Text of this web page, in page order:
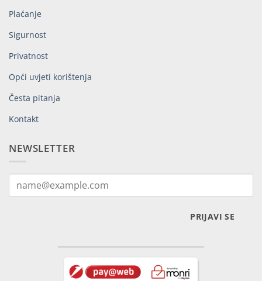
Plaćanje
Sigurnost
Privatnost
Opći uvjeti korištenja
Česta pitanja
Kontakt
NEWSLETTER
PRIJAVI SE